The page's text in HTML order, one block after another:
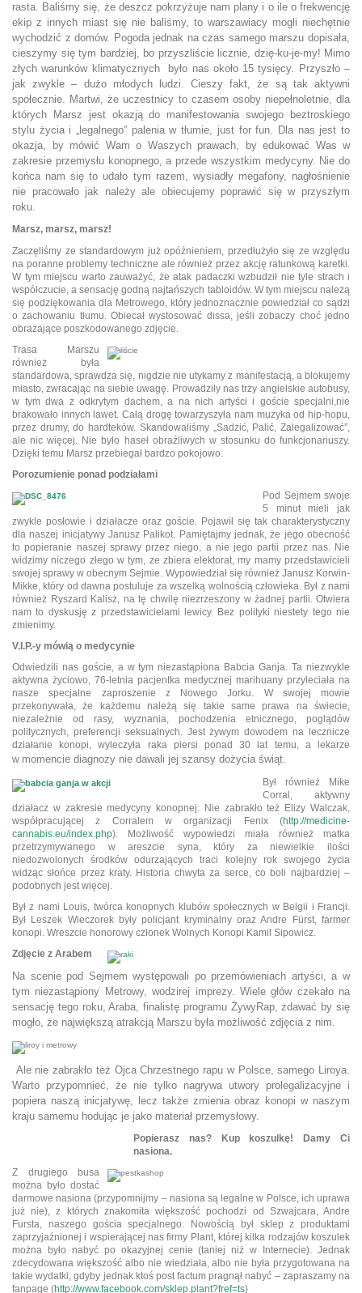
rasta. Baliśmy się, że deszcz pokrzyżuje nam plany i o ile o frekwencję
ekip z innych miast się nie baliśmy, to warszawiacy mogli niechętnie
wychodzić z domów. Pogoda jednak na czas samego marszu dopisała,
cieszymy się tym bardziej, bo przyszliście licznie, dzię-ku-je-my! Mimo
złych warunków klimatycznych było nas około 15 tysięcy. Przyszło –
jak zwykle – dużo młodych ludzi. Cieszy fakt, że są tak aktywni
społecznie. Martwi, że uczestnicy to czasem osoby niepełnoletnie, dla
których Marsz jest okazją do manifestowania swojego beztroskiego
stylu życia i „legalnego” palenia w tłumie, just for fun. Dla nas jest to
okazja, by mówić Wam o Waszych prawach, by edukować Was w
zakresie przemysłu konopnego, a przede wszystkim medycyny. Nie do
końca nam się to udało tym razem, wysiadły megafony, nagłośnienie
nie pracowało jak należy ale obiecujemy poprawić się w przyszłym
roku.
Marsz, marsz, marsz!
Zaczęliśmy ze standardowym już opóźnieniem, przedłużyło się ze względu
na poranne problemy techniczne ale również przez akcję ratunkową karetki.
W tym miejscu warto zauważyć, że atak padaczki wzbudził nie tyle strach i
współczucie, a sensację godną najtańszych tabloidów. W tym miejscu należą
się podziękowania dla Metrowego, który jednoznacznie powiedział co sądzi
o zachowaniu tłumu. Obiecał wystosować dissa, jeśli zobaczy choć jedno
obrażające poszkodowanego zdjęcie.
Trasa Marszu
również była
standardowa, sprawdza się, nigdzie nie utykamy z manifestacją, a blokujemy
miasto, zwracając na siebie uwagę. Prowadziły nas trzy angielskie autobusy,
w tym dwa z odkrytym dachem, a na nich artyści i goście specjalni,nie
brakowało innych lawet. Całą drogę towarzyszyła nam muzyka od hip-hopu,
przez drumy, do hardteków. Skandowaliśmy „Sadzić, Palić, Zalegalizować”,
ale nic więcej. Nie było haseł obraźliwych w stosunku do funkcjonariuszy.
Dzięki temu Marsz przebiegał bardzo pokojowo.
Porozumienie ponad podziałami
Pod Sejmem swoje
5 minut mieli jak
zwykle posłowie i działacze oraz goście. Pojawił się tak charakterystyczny
dla naszej inicjatywy Janusz Palikot. Pamiętajmy jednak, że jego obecność
to popieranie naszej sprawy przez niego, a nie jego partii przez nas. Nie
widzimy niczego złego w tym, ze zbiera elektorat, my mamy przedstawicieli
swojej sprawy w obecnym Sejmie. Wypowiedział się również Janusz Korwin-
Mikke, który od dawna postuluje za wszelką wolnością człowieka. Był z nami
również Ryszard Kalisz, na tę chwilę niezrzeszony w żadnej partii. Otwiera
nam to dyskusję z przedstawicielami lewicy. Bez polityki niestety tego nie
zmienimy.
V.I.P.-y mówią o medycynie
Odwiedzili nas goście, a w tym niezastąpiona Babcia Ganja. Ta niezwykle
aktywna życiowo, 76-letnia pacjentka medycznej marihuany przyleciała na
nasze specjalne zaproszenie z Nowego Jorku. W swojej mowie
przekonywała, że każdemu należą się takie same prawa na świecie,
niezależnie od rasy, wyznania, pochodzenia etnicznego, poglądów
politycznych, preferencji seksualnych. Jest żywym dowodem na lecznicze
działanie konopi, wyleczyła raka piersi ponad 30 lat temu, a lekarze
w momencie diagnozy nie dawali jej szansy dożycia świąt.
Był również Mike
Corral, aktywny
działacz w zakresie medycyny konopnej. Nie zabrakło też Elizy Walczak,
współpracującej z Corralem w organizacji Fenix (http://medicine-
cannabis.eu/index.php). Możliwość wypowiedzi miała również matka
przetrzymywanego w areszcie syna, który za niewielkie ilości
niedozwolonych środków odurzających traci kolejny rok swojego życia
widząc słońce przez kraty. Historia chwyta za serce, co boli najbardziej –
podobnych jest więcej.
Był z nami Louis, twórca konopnych klubów społecznych w Belgii i Francji.
Był Leszek Wieczorek były policjant kryminalny oraz Andre Fürst, farmer
konopi. Wreszcie honorowy członek Wolnych Konopi Kamil Sipowicz.
Zdjęcie z Arabem
Na scenie pod Sejmem występowali po przemówieniach artyści, a w
tym niezastąpiony Metrowy, wodzirej imprezy. Wiele głów czekało na
sensację tego roku, Araba, finalistę programu ŻywyRap,zdawać by się
mogło, że największą atrakcją Marszu była możliwość zdjęcia z nim.
Ale nie zabrakło też Ojca Chrzestnego rapu w Polsce, samego Liroya.
Warto przypomnieć, że nie tylko nagrywa utwory prolegalizacyjne i
popiera naszą inicjatywę, lecz także zmienia obraz konopi w naszym
kraju samemu hodując je jako materiał przemysłowy.
Popierasz nas? Kup koszulkę! Damy Ci
nasiona.
Z drugiego busa
można było dostać
darmowe nasiona (przypomnijmy – nasiona są legalne w Polsce, ich uprawa
już nie), z których znakomita większość pochodzi od Szwajcara, Andre
Fursta, naszego gościa specjalnego. Nowością był sklep z produktami
zaprzyjaźnionej i wspierającej nas firmy Plant, której kilka rodzajów koszulek
można było nabyć po okazyjnej cenie (taniej niż w Internecie). Jednak
zdecydowana większość albo nie wiedziała, albo nie była przygotowana na
takie wydatki, gdyby jednak ktoś post factum pragnął nabyć – zapraszamy na
fanpage (http://www.facebook.com/sklep.plant?fref=ts)